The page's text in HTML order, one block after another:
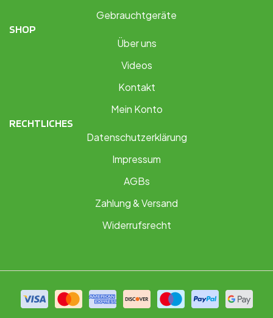
Gebrauchtgeräte
SHOP
Über uns
Videos
Kontakt
Mein Konto
RECHTLICHES
Datenschutzerklärung
Impressum
AGBs
Zahlung & Versand
Widerrufsrecht